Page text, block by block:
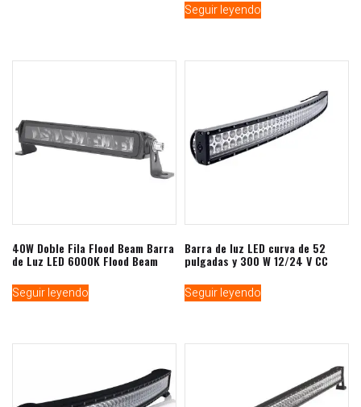
Seguir leyendo
40W Doble Fila Flood Beam Barra
de Luz LED 6000K Flood Beam
Seguir leyendo
Barra de luz LED curva de 52
pulgadas y 300 W 12/24 V CC
Seguir leyendo